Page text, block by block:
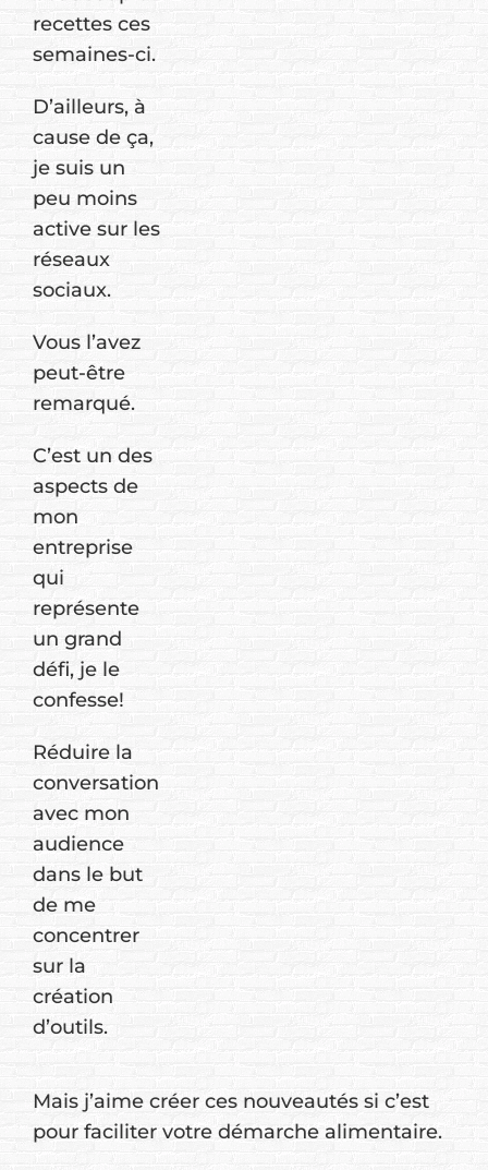
recettes ces
semaines-ci.
D’ailleurs, à
cause de ça,
je suis un
peu moins
active sur les
réseaux
sociaux.
Vous l’avez
peut-être
remarqué.
C’est un des
aspects de
mon
entreprise
qui
représente
un grand
défi, je le
confesse!
Réduire la
conversation
avec mon
audience
dans le but
de me
concentrer
sur la
création
d’outils.
Mais j’aime créer ces nouveautés si c’est
pour faciliter votre démarche alimentaire.